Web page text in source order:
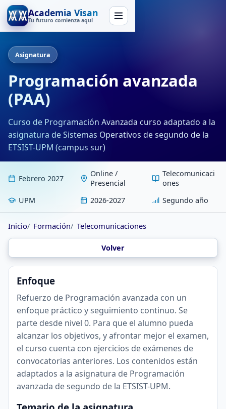
Academia Visan
Tu futuro comienza aquí
Asignatura
Programación avanzada
(PAA)
Curso de Programación Avanzada curso adaptado a la
asignatura de Sistemas Operativos de segundo de la
ETSIST-UPM (campus sur)
Febrero 2027
Online /
Presencial
Telecomunicaci
ones
UPM
2026-2027 Segundo año
Inicio Formación Telecomunicaciones
Volver
Enfoque
Refuerzo de Programación avanzada con un
enfoque práctico y seguimiento continuo. Se
parte desde nivel 0. Para que el alumno pueda
alcanzar los objetivos, y afrontar mejor el examen,
el curso cuenta con ejercicios de exámenes de
convocatorias anteriores. Los contenidos están
adaptados a la asignatura de Programación
avanzada de segundo de la ETSIST-UPM.